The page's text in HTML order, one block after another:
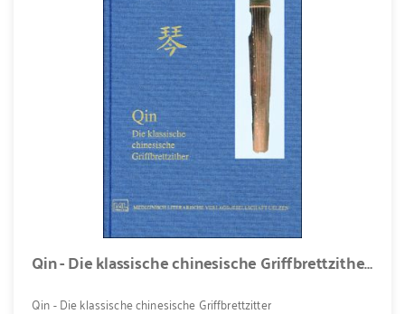
Qin - Die klassische chinesische Griffbrettzither Buch
Qin - Die klassische chinesische Griffbrettzitter